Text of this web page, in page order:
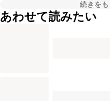
続きを
あわせて読みたい